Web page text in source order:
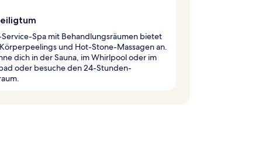
Service-Spa mit Behandlungsräumen bietet
und Hot-Stone-Massagen an.
dich in der Sauna, im Whirlpool oder im
oder besuche den 24-Stunden-